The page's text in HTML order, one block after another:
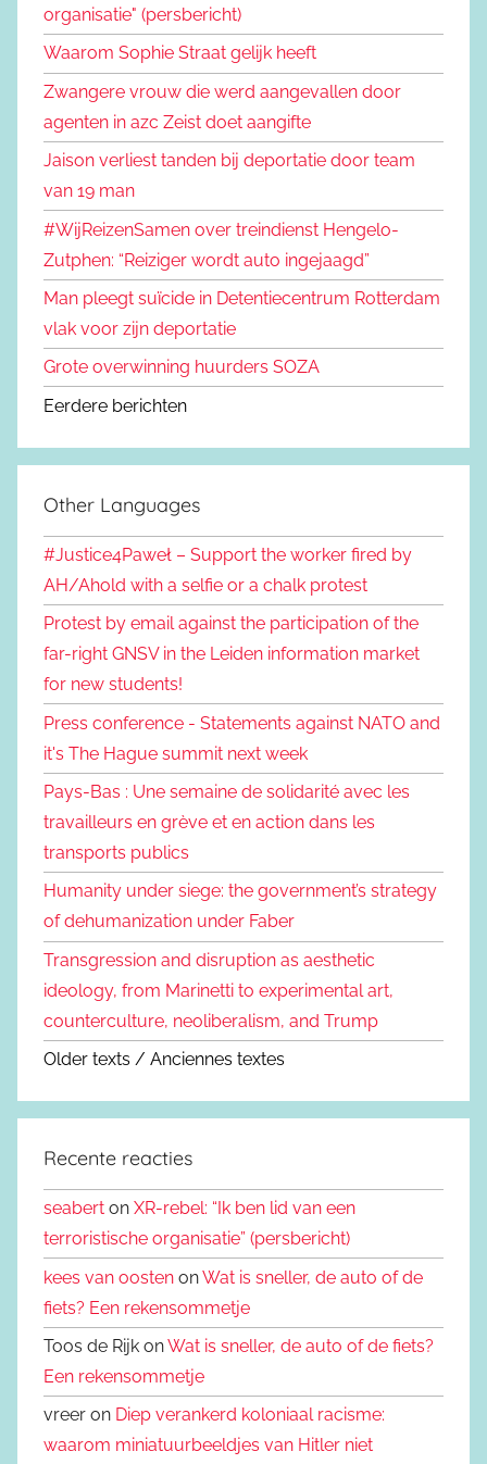
organisatie" (persbericht)
Waarom Sophie Straat gelijk heeft
Zwangere vrouw die werd aangevallen door
agenten in azc Zeist doet aangifte
Jaison verliest tanden bij deportatie door team
van 19 man
#WijReizenSamen over treindienst Hengelo-
Zutphen: “Reiziger wordt auto ingejaagd”
Man pleegt suïcide in Detentiecentrum Rotterdam
vlak voor zijn deportatie
Grote overwinning huurders SOZA
Eerdere berichten
Other Languages
#Justice4Paweł – Support the worker fired by
AH/Ahold with a selfie or a chalk protest
Protest by email against the participation of the
far-right GNSV in the Leiden information market
for new students!
Press conference - Statements against NATO and
it's The Hague summit next week
Pays-Bas : Une semaine de solidarité avec les
travailleurs en grève et en action dans les
transports publics
Humanity under siege: the government’s strategy
of dehumanization under Faber
Transgression and disruption as aesthetic
ideology, from Marinetti to experimental art,
counterculture, neoliberalism, and Trump
Older texts / Anciennes textes
Recente reacties
seabert on XR-rebel: “Ik ben lid van een
terroristische organisatie” (persbericht)
kees van oosten onWat is sneller, de auto of de
fiets? Een rekensommetje
Toos de Rijk onWat is sneller, de auto of de fiets?
Een rekensommetje
vreer on Diep verankerd koloniaal racisme:
waarom miniatuurbeeldjes van Hitler niet